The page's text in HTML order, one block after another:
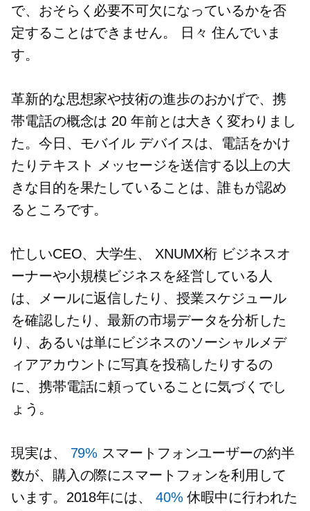
で、おそらく必要不可欠になっているかを否
定することはできません。
日々 住んでいま
す。
革新的な思想家や技術の進歩のおかげで、携
帯電話の概念は 20 年前とは大きく変わりまし
た。今日、モバイル デバイスは、電話をかけ
たりテキスト メッセージを送信する以上の大
きな目的を果たしていることは、誰もが認め
るところです。
忙しいCEO、大学生、 XNUMX桁 ビジネスオ
ーナーや小規模ビジネスを経営している人
は、メールに返信したり、授業スケジュール
を確認したり、最新の市場データを分析した
り、あるいは単にビジネスのソーシャルメデ
ィアアカウントに写真を投稿したりするの
に、携帯電話に頼っていることに気づくでし
ょう。
現実は、 79% スマートフォンユーザーの約半
数が、購入の際にスマートフォンを利用して
います。2018年には、 40% 休暇中に行われた